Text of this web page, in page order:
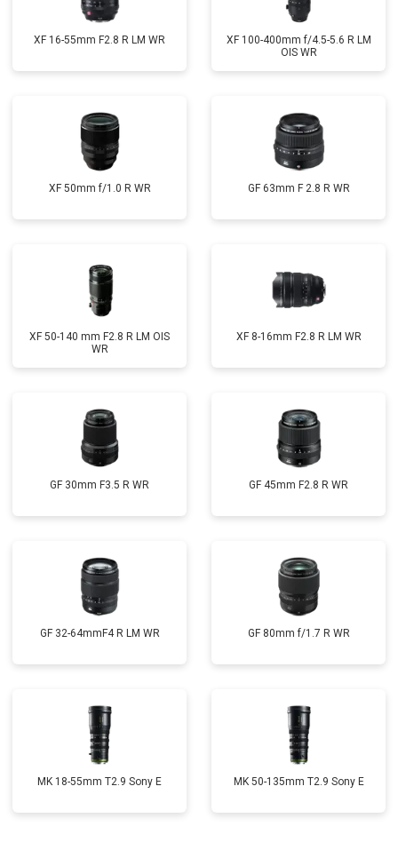
XF 16-55mm F2.8 R LM WR
XF 100-400mm f/4.5-5.6 R LM
OIS WR
XF 50mm f/1.0 R WR GF 63mm F 2.8 R WR
XF 50-140 mm F2.8 R LM OIS
WR
XF 8-16mm F2.8 R LM WR
GF 30mm F3.5 R WR GF 45mm F2.8 R WR
GF 32-64mmF4 R LM WR GF 80mm f/1.7 R WR
MK 18-55mm T2.9 Sony E MK 50-135mm T2.9 Sony E